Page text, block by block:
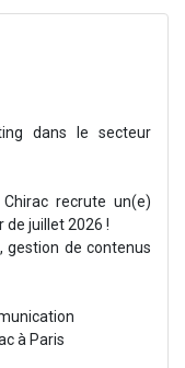
dans le secteur
recrute un(e)
juillet 2026 !
gestion de contenus
à Paris